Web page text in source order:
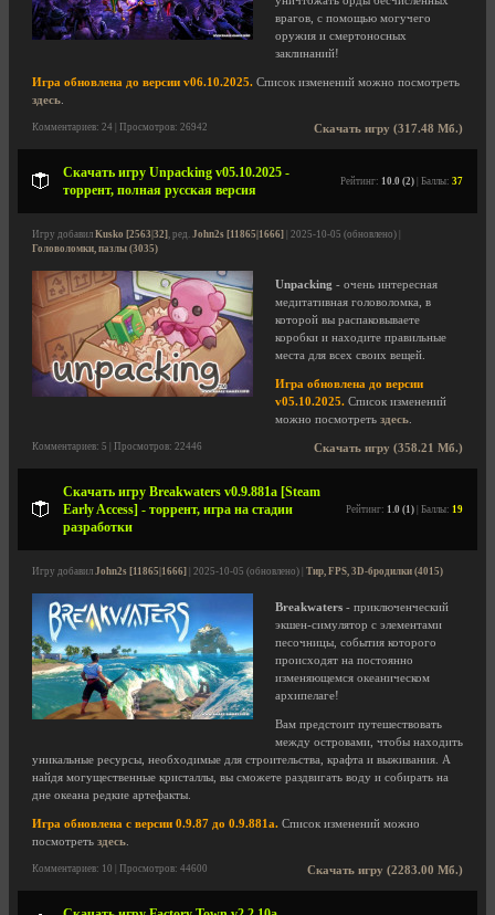
врагов, с помощью могучего
оружия и смертоносных
заклинаний!
Игра обновлена до версии v06.10.2025. Список изменений можно посмотреть
здесь
Скачать игру (317.48 Мб.)
Комментариев: 24 | Просмотров: 26942
Скачать игру Unpacking v05.10.2025 -
торрент, полная русская версия
Рейтинг: 10.0 (2) | Баллы: 37
Игру добавил Kusko [2563|32], ред. John2s [11865|1666] | 2025-10-05 (обновлено) |
Головоломки, пазлы (3035)
Unpacking - очень интересная
медитативная головоломка, в
которой вы распаковываете
коробки и находите правильные
места для всех своих вещей.
Игра обновлена до версии
v05.10.2025. Список изменений
можно посмотреть здесь
Скачать игру (358.21 Мб.)
Комментариев: 5 | Просмотров: 22446
Скачать игру Breakwaters v0.9.881a [Steam
Early Access] - торрент, игра на стадии
разработки
Рейтинг: 1.0 (1) | Баллы: 19
Игру добавил John2s [11865|1666] | 2025-10-05 (обновлено) | Тир, FPS, 3D-бродилки (4015)
Breakwaters - приключенческий
экшен-симулятор с элементами
песочницы, события которого
происходят на постоянно
изменяющемся океаническом
архипелаге!
Вам предстоит путешествовать
между островами, чтобы находить
уникальные ресурсы, необходимые для строительства, крафта и выживания. А
найдя могущественные кристаллы, вы сможете раздвигать воду и собирать на
дне океана редкие артефакты.
Игра обновлена с версии 0.9.87 до 0.9.881a. Список изменений можно
посмотреть здесь
Скачать игру (2283.00 Мб.)
Комментариев: 10 | Просмотров: 44600